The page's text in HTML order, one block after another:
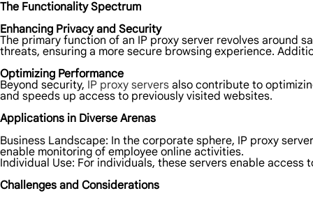
The Functionality Spectrum
Enhancing Privacy and Security
The primary function of an IP proxy server revolves around
threats, ensuring a more secure browsing experience.
Optimizing Performance
Beyond security, IP proxy servers also contribute to
and speeds up access to previously visited websites.
Applications in Diverse Arenas
Business Landscape: In the corporate sphere, IP proxy
enable monitoring of employee online activities.
Individual Use: For individuals, these servers enable
Challenges and Considerations